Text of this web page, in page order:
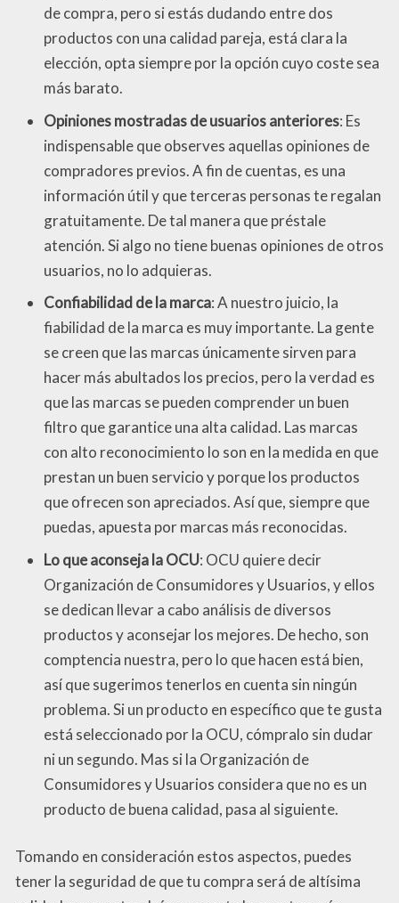
de compra, pero si estás dudando entre dos
productos con una calidad pareja, está clara la
elección, opta siempre por la opción cuyo coste sea
más barato.
Opiniones mostradas de usuarios anteriores: Es
indispensable que observes aquellas opiniones de
compradores previos. A fin de cuentas, es una
información útil y que terceras personas te regalan
gratuitamente. De tal manera que préstale
atención. Si algo no tiene buenas opiniones de otros
usuarios, no lo adquieras.
Confiabilidad de la marca: A nuestro juicio, la
fiabilidad de la marca es muy importante. La gente
se creen que las marcas únicamente sirven para
hacer más abultados los precios, pero la verdad es
que las marcas se pueden comprender un buen
filtro que garantice una alta calidad. Las marcas
con alto reconocimiento lo son en la medida en que
prestan un buen servicio y porque los productos
que ofrecen son apreciados. Así que, siempre que
puedas, apuesta por marcas más reconocidas.
Lo que aconseja la OCU: OCU quiere decir
Organización de Consumidores y Usuarios, y ellos
se dedican llevar a cabo análisis de diversos
productos y aconsejar los mejores. De hecho, son
comptencia nuestra, pero lo que hacen está bien,
así que sugerimos tenerlos en cuenta sin ningún
problema. Si un producto en específico que te gusta
está seleccionado por la OCU, cómpralo sin dudar
ni un segundo. Mas si la Organización de
Consumidores y Usuarios considera que no es un
producto de buena calidad, pasa al siguiente.
Tomando en consideración estos aspectos, puedes
tener la seguridad de que tu compra será de altísima